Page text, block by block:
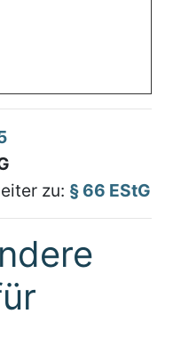
zu: § 66 EStG